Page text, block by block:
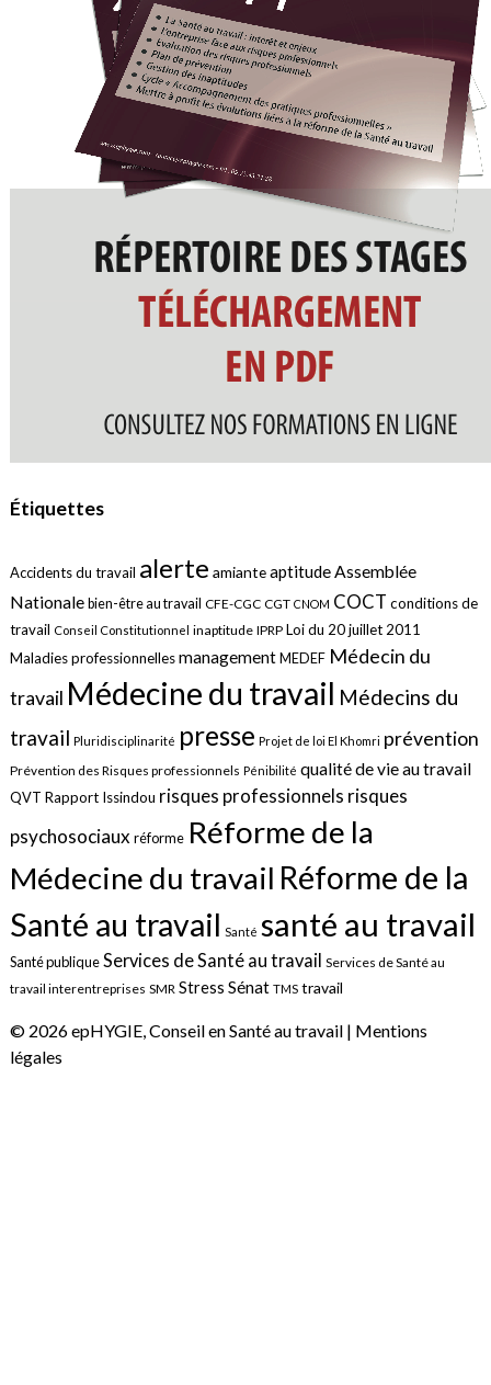
Étiquettes
Accidents du travail alerte amianteaptitudeAssemblée
Nationale bien-être au travail CFE-CGC CGT CNOM COCT conditions de
travail Conseil Constitutionnel inaptitude IPRP Loi du 20 juillet 2011
Maladies professionnellesmanagement MEDEF Médecin du
travail Médecine du travail Médecins du
travail Pluridisciplinarité presse Projet de loi El Khomri prévention
Prévention des Risques professionnels Pénibilité qualité de vie au travail
QVT Rapport Issindou risques professionnels risques
psychosociauxréforme Réforme de la
Médecine du travail Réforme de la
Santé au travail Santé santé au travail
Santé publiqueServices de Santé au travail Services de Santé au
travail interentreprises SMR Stress Sénat TMS travail
© 2026 epHYGIE, Conseil en Santé au travail | Mentions
légales